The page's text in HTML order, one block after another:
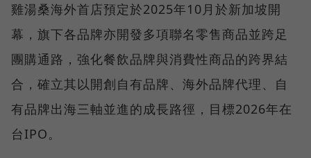
雞湯桑海外首店預定於2025年10月於新加坡開
幕，旗下各品牌亦開發多項聯名零售商品並跨足
團購通路，強化餐飲品牌與消費性商品的跨界結
合，確立其以開創自有品牌、海外品牌代理、自
有品牌出海三軸並進的成長路徑，目標2026年在
台IPO。